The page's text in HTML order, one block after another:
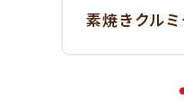
素焼きクル